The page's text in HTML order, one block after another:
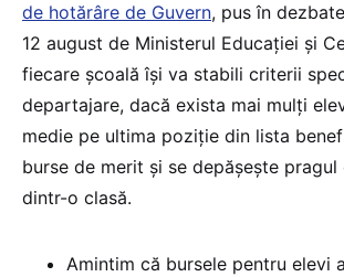
de hotărâre de Guvern, pus în
12 august de Ministerul Educației și
fiecare școală își va stabili criterii
departajare, dacă exista mai mulți
medie pe ultima poziţie din lista
burse de merit și se depășește pragul
dintr-o clasă.
Amintim că bursele pentru elevi